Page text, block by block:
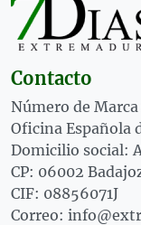
Contacto
Número de
Oficina Española
Domicilio social:
CP: 06002
CIF: 08856071J
Correo: